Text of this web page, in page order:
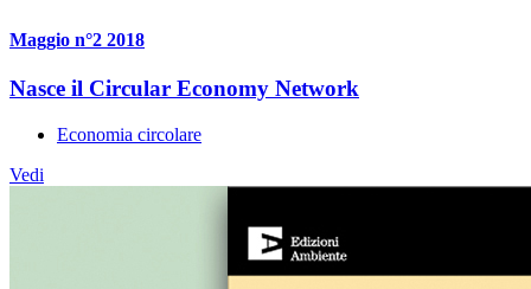
Maggio n°2 2018
Nasce il Circular Economy Network
Economia circolare
Vedi